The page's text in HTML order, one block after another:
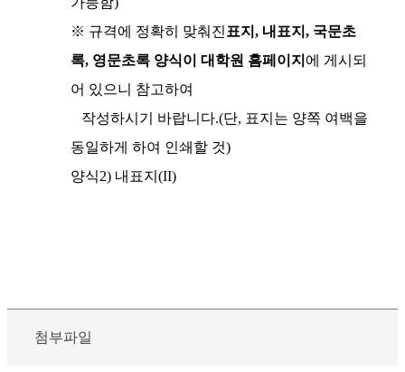
※ 규격에 정확히 맞춰진 표지, 내표지, 국문초
록, 영문초록 양식이 대학원 홈페이지 에 게시되
어 있으니 참고하여
작성하시기 바랍니다.(단, 표지는 양쪽 여백을
동일하게 하여 인쇄할 것)
양식2) 내표지(II)
첨부파일